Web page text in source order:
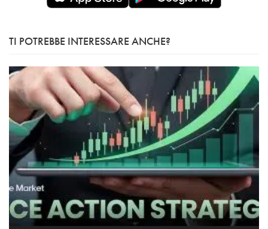
TI POTREBBE INTERESSARE ANCHE?